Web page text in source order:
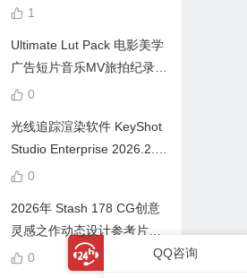
earn Problem Solving
1
Ultimate Lut Pack 电影美学
广告短片音乐MV旅拍纪录片
视频调色预设
0
光线追踪渲染软件 KeyShot
Studio Enterprise 2026.2.1
Win中文版
0
2026年 Stash 178 CG创意
灵感之作动态设计参考片广
告视频动画短片合集
0 QQ咨询